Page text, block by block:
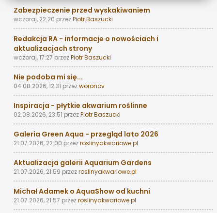
Zabezpieczenie przed wyskakiwaniem
wczoraj, 22:20 przezPiotr Baszucki
Redakcja RA - informacje o nowościach i
aktualizacjach strony
wczoraj, 17:27 przezPiotr Baszucki
Nie podoba mi się...
04.08.2026, 12:31 przezworonov
Inspiracja - płytkie akwarium roślinne
02.08.2026, 23:51 przezPiotr Baszucki
Galeria Green Aqua - przegląd lato 2026
21.07.2026, 22:00 przezroslinyakwariowe.pl
Aktualizacja galerii Aquarium Gardens
21.07.2026, 21:59 przezroslinyakwariowe.pl
Michał Adamek o AquaShow od kuchni
21.07.2026, 21:57 przezroslinyakwariowe.pl